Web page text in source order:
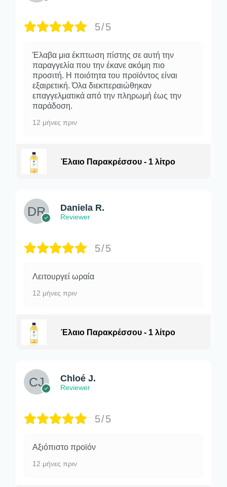
5/5
Έλαβα μια έκπτωση πίστης σε αυτή την
παραγγελία που την έκανε ακόμη πιο
προσιτή. Η ποιότητα του προϊόντος είναι
εξαιρετική. Όλα διεκπεραιώθηκαν
επαγγελματικά από την πληρωμή έως την
παράδοση.
12 μήνες πριν
Έλαιο Παρακρέσσου - 1 λίτρο
Daniela R.
Reviewer
5/5
Λειτουργεί ωραία
12 μήνες πριν
Έλαιο Παρακρέσσου - 1 λίτρο
Chloé J.
Reviewer
5/5
Αξιόπιστο προϊόν
12 μήνες πριν